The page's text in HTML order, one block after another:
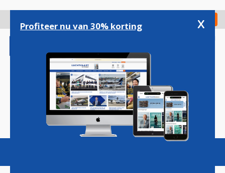
gaan
Check in
Magazine Podcasts Vacatures
Profiteer nu van 30% korting x